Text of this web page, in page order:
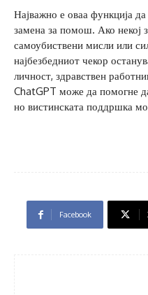
Најважно е оваа функција
замена за помош. Ако некој
самоубиствени мисли или
најбезбедниот чекор
личност, здравствен
ChatGPT може да помогне
но вистинската поддршка
Facebook